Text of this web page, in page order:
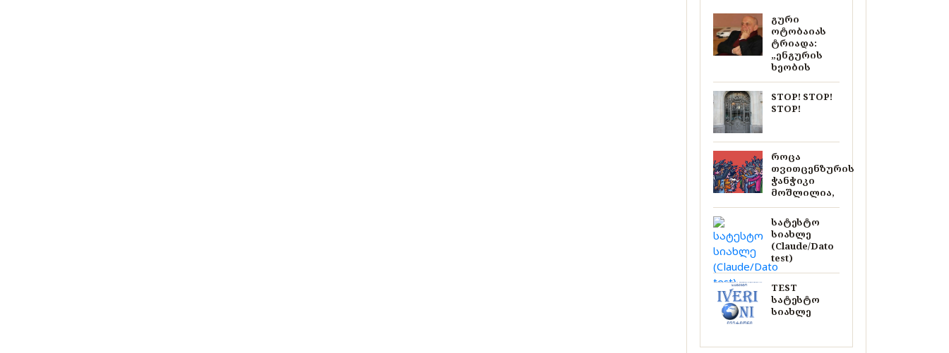
გური
ოტობაიას
ტრიადა:
„ენგურის
ხეობის
STOP! STOP!
STOP!
როცა
თვითცენზურის
ჭანჭიკი
მოშლილია,
სატესტო
სიახლე
(Claude/Dato
test)
TEST
სატესტო
სიახლე